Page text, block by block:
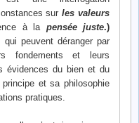
surles valeurs
à la pensée juste.)
qui peuvent déranger par
fondements et leurs
évidences du bien et du
et sa philosophie
pratiques.